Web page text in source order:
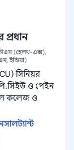
(হেলথ-এক্স),
ইন্ডিয়া)
সিনিয়র
ও পেইন
কলেজ ও